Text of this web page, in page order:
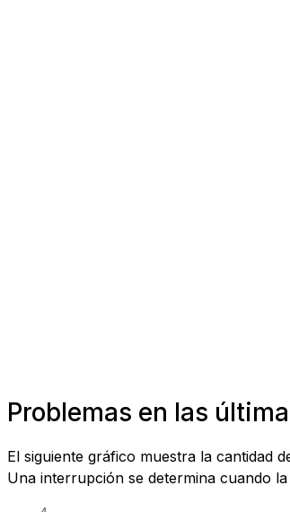
Problemas en las
El siguiente gráfico muestra la cantidad
Una interrupción se determina cuando